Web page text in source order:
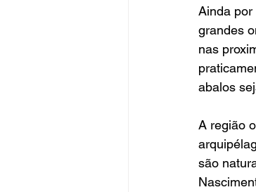
Ainda por
grandes
nas
abalos
A região
são